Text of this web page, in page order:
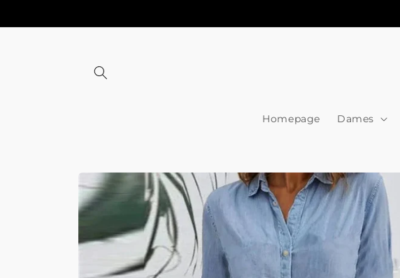
content
Homepage Dames
Ga direct naar
productinformatie